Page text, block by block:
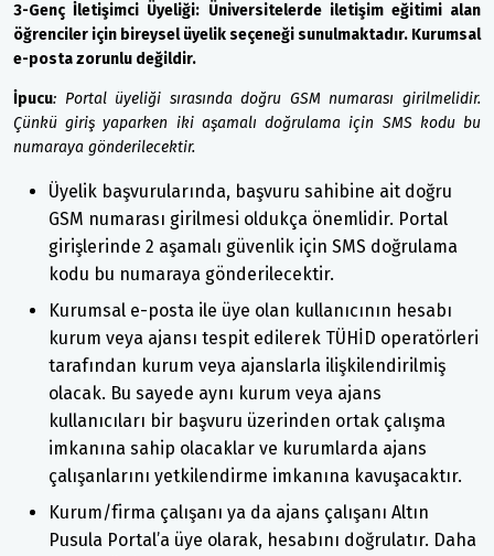
3-Genç İletişimci Üyeliği: Üniversitelerde iletişim eğitimi alan
öğrenciler için bireysel üyelik seçeneği sunulmaktadır. Kurumsal
e-posta zorunlu değildir.
İpucu: Portal üyeliği sırasında doğru GSM numarası girilmelidir.
Çünkü giriş yaparken iki aşamalı doğrulama için SMS kodu bu
numaraya gönderilecektir.
Üyelik başvurularında, başvuru sahibine ait doğru
GSM numarası girilmesi oldukça önemlidir. Portal
girişlerinde 2 aşamalı güvenlik için SMS doğrulama
kodu bu numaraya gönderilecektir.
Kurumsal e-posta ile üye olan kullanıcının hesabı
kurum veya ajansı tespit edilerek TÜHİD operatörleri
tarafından kurum veya ajanslarla ilişkilendirilmiş
olacak. Bu sayede aynı kurum veya ajans
kullanıcıları bir başvuru üzerinden ortak çalışma
imkanına sahip olacaklar ve kurumlarda ajans
çalışanlarını yetkilendirme imkanına kavuşacaktır.
Kurum/firma çalışanı ya da ajans çalışanı Altın
Pusula Portal’a üye olarak, hesabını doğrulatır. Daha